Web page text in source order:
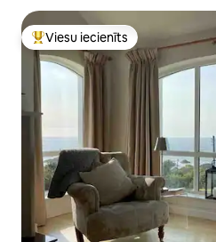
Populārs viesu iecienīts mājoklis
Viesu iecienīts